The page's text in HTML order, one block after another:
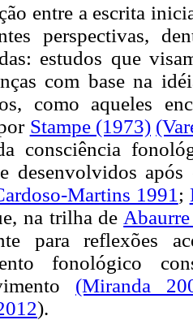
entre a escrita
perspectivas,
estudos que
com base na
como aqueles
Stampe (1973)
consciência
desenvolvidos
Martins 1991 ;
na trilha de
para reflexões
fonológico
(Miranda
).